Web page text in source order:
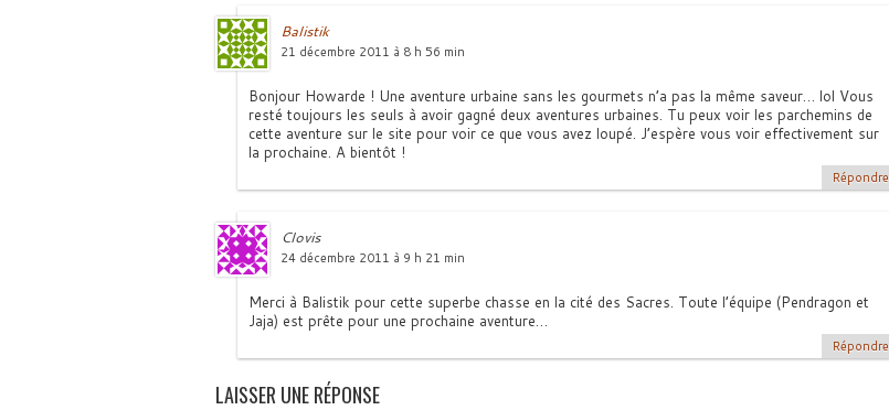
Balistik
21 décembre 2011 à 8 h 56 min
Bonjour Howarde ! Une aventure urbaine sans les gourmets n’a pas la même saveur… lol Vous
resté toujours les seuls à avoir gagné deux aventures urbaines. Tu peux voir les parchemins de
cette aventure sur le site pour voir ce que vous avez loupé. J’espère vous voir effectivement sur
la prochaine. A bientôt !
Répondre
Clovis
24 décembre 2011 à 9 h 21 min
Merci à Balistik pour cette superbe chasse en la cité des Sacres. Toute l’équipe (Pendragon et
Jaja) est prête pour une prochaine aventure…
Répondre
LAISSER UNE RÉPONSE